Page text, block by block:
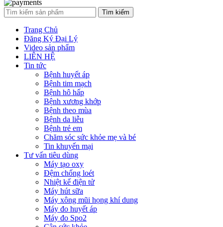
Tìm kiếm
Trang Chủ
Đăng Ký Đại Lý
Video sản phẩm
LIÊN HỆ
Tin tức
Bệnh huyết áp
Bệnh tim mạch
Bệnh hô hấp
Bệnh xương khớp
Bệnh theo mùa
Bệnh da liễu
Bệnh trẻ em
Chăm sóc sức khỏe mẹ và bé
Tin khuyến mại
Tư vấn tiêu dùng
Máy tạo oxy
Đệm chống loét
Nhiệt kế điện tử
Máy hút sữa
Máy xông mũi họng khí dung
Máy đo huyết áp
Máy đo Spo2